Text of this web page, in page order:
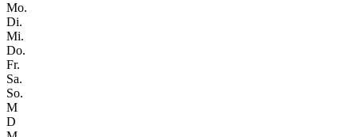
Mo.
Di.
Mi.
Do.
Fr.
Sa.
So.
M
D